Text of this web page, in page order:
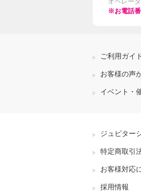
※お電話番
ご利用ガイ
お客様の声
イベント・
ジュピター
特定商取引
お客様対応
採用情報